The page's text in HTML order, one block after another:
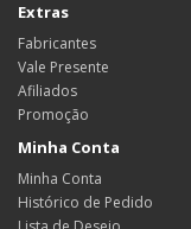
Extras
Fabricantes
Vale Presente
Afiliados
Promoção
Minha Conta
Minha Conta
Histórico de Pedido